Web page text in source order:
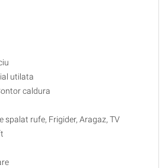
utilata
caldura
spalat rufe, Frigider, Aragaz, TV